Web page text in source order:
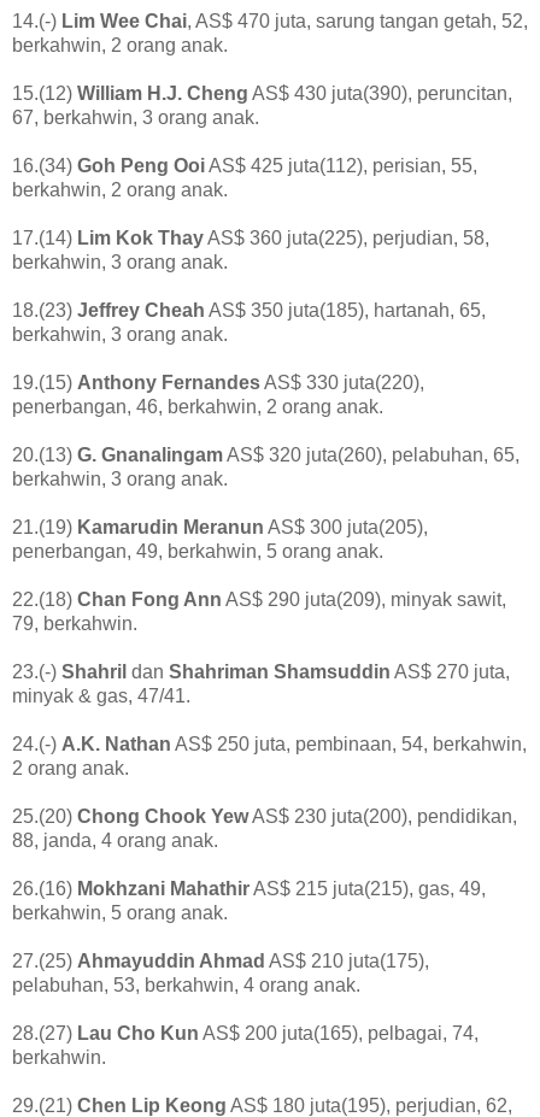
14.(-) Lim Wee Chai, AS$ 470 juta, sarung tangan getah, 52,
berkahwin, 2 orang anak.
15.(12) William H.J. Cheng AS$ 430 juta(390), peruncitan,
67, berkahwin, 3 orang anak.
16.(34) Goh Peng OoiAS$ 425 juta(112), perisian, 55,
berkahwin, 2 orang anak.
17.(14) Lim Kok ThayAS$ 360 juta(225), perjudian, 58,
berkahwin, 3 orang anak.
18.(23) Jeffrey Cheah AS$ 350 juta(185), hartanah, 65,
berkahwin, 3 orang anak.
19.(15) Anthony FernandesAS$ 330 juta(220),
penerbangan, 46, berkahwin, 2 orang anak.
20.(13) G. GnanalingamAS$ 320 juta(260), pelabuhan, 65,
berkahwin, 3 orang anak.
21.(19) Kamarudin Meranun AS$ 300 juta(205),
penerbangan, 49, berkahwin, 5 orang anak.
22.(18) Chan Fong Ann AS$ 290 juta(209), minyak sawit,
79, berkahwin.
23.(-) Shahril dan Shahriman Shamsuddin AS$ 270 juta,
minyak & gas, 47/41.
24.(-) A.K. Nathan AS$ 250 juta, pembinaan, 54, berkahwin,
2 orang anak.
25.(20) Chong Chook YewAS$ 230 juta(200), pendidikan,
88, janda, 4 orang anak.
26.(16) Mokhzani MahathirAS$ 215 juta(215), gas, 49,
berkahwin, 5 orang anak.
27.(25) Ahmayuddin Ahmad AS$ 210 juta(175),
pelabuhan, 53, berkahwin, 4 orang anak.
28.(27) Lau Cho Kun AS$ 200 juta(165), pelbagai, 74,
berkahwin.
29.(21) Chen Lip Keong AS$ 180 juta(195), perjudian, 62,